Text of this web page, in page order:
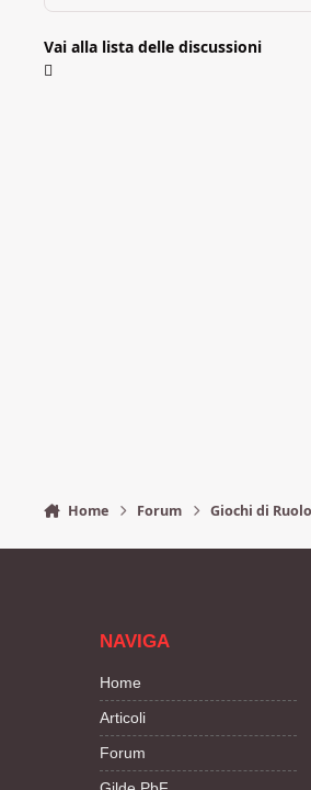
Vai alla lista delle discussioni
Home Forum Giochi di Ruolo
NAVIGA
Home
Articoli
Forum